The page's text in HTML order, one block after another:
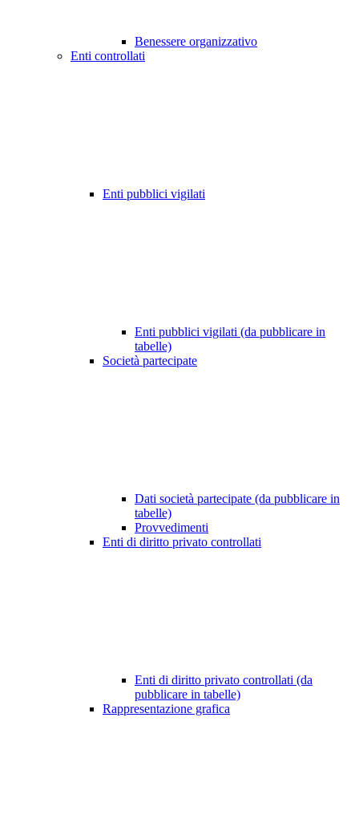
Benessere organizzativo
Enti controllati
Enti pubblici vigilati
Enti pubblici vigilati (da pubblicare in
tabelle)
Società partecipate
Dati società partecipate (da pubblicare in
tabelle)
Provvedimenti
Enti di diritto privato controllati
Enti di diritto privato controllati (da
pubblicare in tabelle)
Rappresentazione grafica